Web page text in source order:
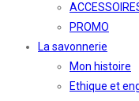
PROMO
La savonnerie
Mon histoire
Ethique et